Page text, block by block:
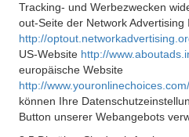
Tracking- und Werbezwecken
out-Seite der Network Advertising
http://
US-Website http://
europäische Website
http://
können Ihre
Button unserer Webangebots